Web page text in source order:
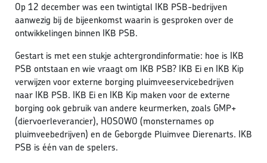
Op 12 december was een twintigtal IKB PSB-bedrijven
aanwezig bij de bijeenkomst waarin is gesproken over de
ontwikkelingen binnen IKB PSB.
Gestart is met een stukje achtergrondinformatie: hoe is IKB
PSB ontstaan en wie vraagt om IKB PSB? IKB Ei en IKB Kip
verwijzen voor externe borging pluimveeservicebedrijven
naar IKB PSB. IKB Ei en IKB Kip maken voor de externe
borging ook gebruik van andere keurmerken, zoals GMP+
(diervoerleverancier), HOSOWO (monsternames op
pluimveebedrijven) en de Geborgde Pluimvee Dierenarts. IKB
PSB is één van de spelers.